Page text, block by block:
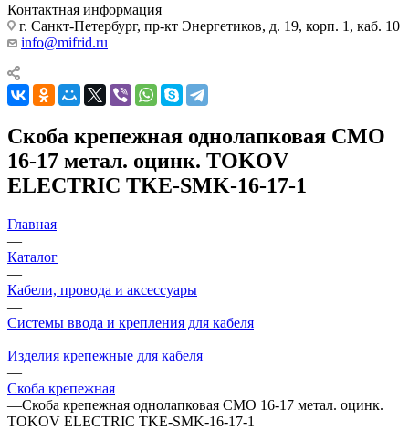
Контактная информация
г. Санкт-Петербург, пр-кт Энергетиков, д. 19, корп. 1, каб. 10
info@mifrid.ru
Скоба крепежная однолапковая СМО
16-17 метал. оцинк. TOKOV
ELECTRIC TKE-SMK-16-17-1
Главная
—
Каталог
—
Кабели, провода и аксессуары
—
Системы ввода и крепления для кабеля
—
Изделия крепежные для кабеля
—
Скоба крепежная
—Скоба крепежная однолапковая СМО 16-17 метал. оцинк.
TOKOV ELECTRIC TKE-SMK-16-17-1